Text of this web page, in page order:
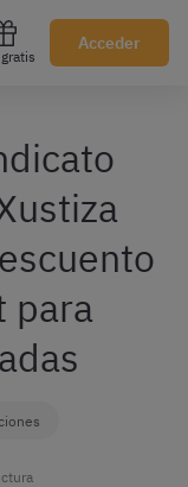
Acceder
para